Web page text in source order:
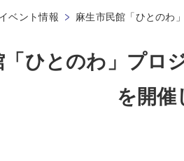
イベント情報 麻生市民館「ひとのわ
「ひとのわ」プロ
を開催